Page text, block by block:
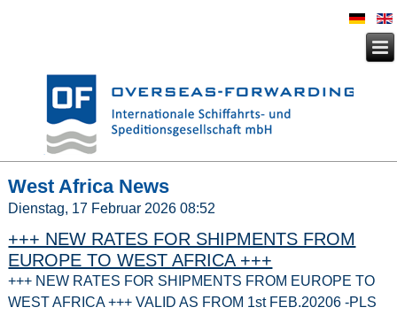
West Africa News
Dienstag, 17 Februar 2026 08:52
+++ NEW RATES FOR SHIPMENTS FROM
EUROPE TO WEST AFRICA +++
+++ NEW RATES FOR SHIPMENTS FROM EUROPE TO
WEST AFRICA +++ VALID AS FROM 1st FEB.20206 -PLS